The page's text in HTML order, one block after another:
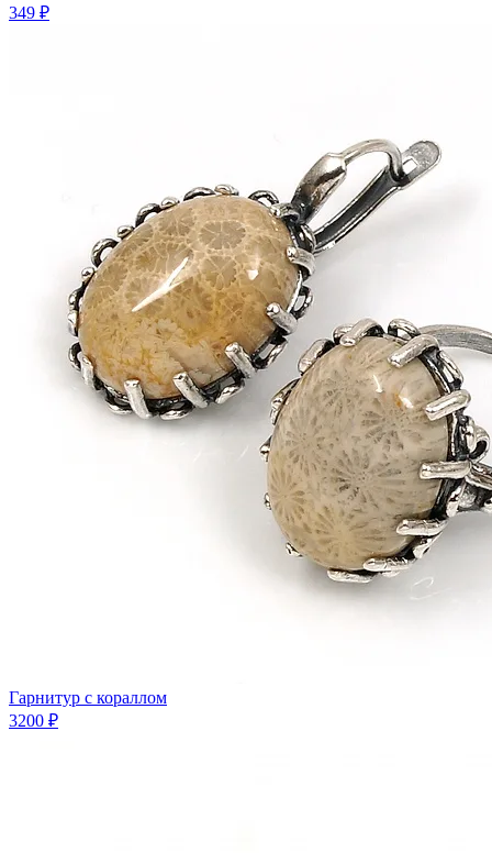
349 ₽
Гарнитур с кораллом
3200 ₽